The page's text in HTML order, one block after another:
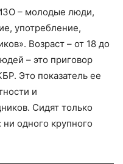
– молодые люди,
употребление,
Возраст – от 18 до
– это приговор
Это показатель ее
и
Сидят только
одного крупного